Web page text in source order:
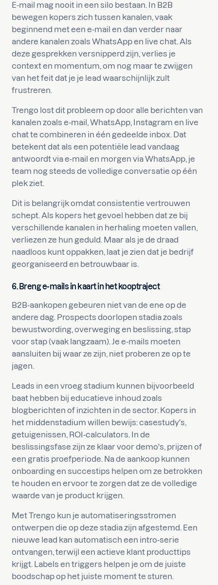
E-mail mag nooit in een silo bestaan. In B2B
bewegen kopers zich tussen kanalen, vaak
beginnend met een e-mail en dan verder naar
andere kanalen zoals WhatsApp en live chat. Als
deze gesprekken versnipperd zijn, verlies je
context en momentum, om nog maar te zwijgen
van het feit dat je je lead waarschijnlijk zult
frustreren.
Trengo lost dit probleem op door alle berichten van
kanalen zoals e-mail, WhatsApp, Instagram en live
chat te combineren in één gedeelde inbox. Dat
betekent dat als een potentiële lead vandaag
antwoordt via e-mail en morgen via WhatsApp, je
team nog steeds de volledige conversatie op één
plek ziet.
Dit is belangrijk omdat consistentie vertrouwen
schept. Als kopers het gevoel hebben dat ze bij
verschillende kanalen in herhaling moeten vallen,
verliezen ze hun geduld. Maar als je de draad
naadloos kunt oppakken, laat je zien dat je bedrijf
georganiseerd en betrouwbaar is.
6. Breng e-mails in kaart in het kooptraject
B2B-aankopen gebeuren niet van de ene op de
andere dag. Prospects doorlopen stadia zoals
bewustwording, overweging en beslissing, stap
voor stap (vaak langzaam). Je e-mails moeten
aansluiten bij waar ze zijn, niet proberen ze op te
jagen.
Leads in een vroeg stadium kunnen bijvoorbeeld
baat hebben bij educatieve inhoud zoals
blogberichten of inzichten in de sector. Kopers in
het middenstadium willen bewijs: casestudy's,
getuigenissen, ROI-calculators. In de
beslissingsfase zijn ze klaar voor demo's, prijzen of
een gratis proefperiode. Na de aankoop kunnen
onboarding en succestips helpen om ze betrokken
te houden en ervoor te zorgen dat ze de volledige
waarde van je product krijgen.
Met Trengo kun je automatiseringsstromen
ontwerpen die op deze stadia zijn afgestemd. Een
nieuwe lead kan automatisch een intro-serie
ontvangen, terwijl een actieve klant producttips
krijgt. Labels en triggers helpen je om de juiste
boodschap op het juiste moment te sturen.